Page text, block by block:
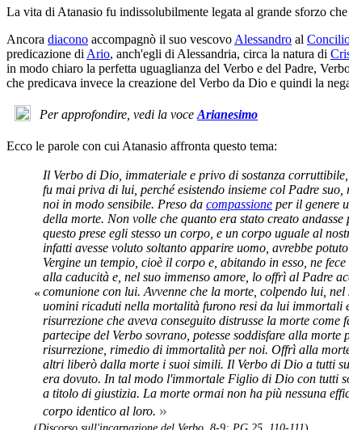
La vita di Atanasio fu indissolubilmente legata al grande sforzo
Ancora diacono accompagnò il suo vescovo Alessandro al
predicazione di Ario, anch'egli di Alessandria, circa la natura di
in modo chiaro la perfetta uguaglianza del Verbo e del Padre,
che predicava invece la creazione del Verbo da Dio e quindi la
Per approfondire, vedi la voce Arianesimo
Ecco le parole con cui Atanasio affronta questo tema:
«
Il Verbo di Dio, immateriale e privo di sostanza
fu mai priva di lui, perché esistendo insieme col Padre
noi in modo sensibile. Preso da compassione per il genere
della morte. Non volle che quanto era stato creato
questo prese egli stesso un corpo, e un corpo uguale al
infatti avesse voluto soltanto apparire uomo, avrebbe
Vergine un tempio, cioè il corpo e, abitando in esso, ne
alla caducità e, nel suo immenso amore, lo offrì al Padre
comunione con lui. Avvenne che la morte, colpendo lui,
uomini ricaduti nella mortalità furono resi da lui immortali
risurrezione che aveva conseguito distrusse la morte
partecipe del Verbo sovrano, potesse soddisfare alla
risurrezione, rimedio di immortalità per noi. Offrì alla
altri liberò dalla morte i suoi simili. Il Verbo di Dio a tutti
era dovuto. In tal modo l'immortale Figlio di Dio con tutti
a titolo di giustizia. La morte ormai non ha più nessuna
corpo identico al loro. »